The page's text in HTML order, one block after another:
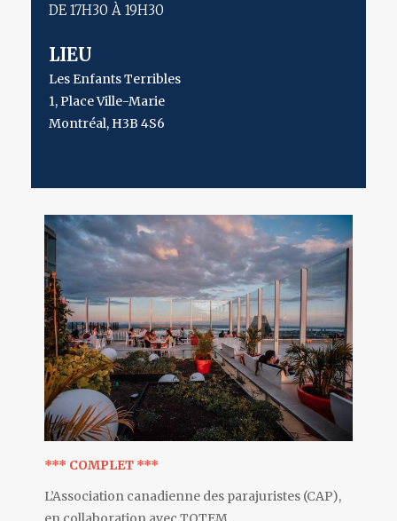
DE 17H30 À 19H30
LIEU
Les Enfants Terribles
1, Place Ville-Marie
Montréal, H3B 4S6
*** COMPLET ***
L’Association canadienne des parajuristes (CAP),